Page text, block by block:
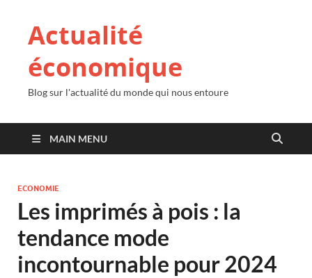
Actualité
économique
Blog sur l'actualité du monde qui nous entoure
MAIN MENU
ECONOMIE
Les imprimés à pois : la
tendance mode
incontournable pour 2024